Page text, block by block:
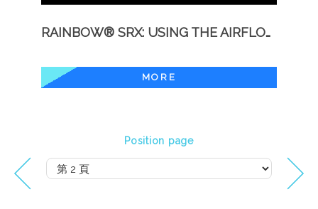
RAINBOW® SRX: USING THE AIRFLOW CONTROL VENT
MORE
Position page